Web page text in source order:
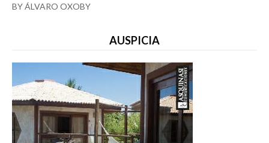
BY ÁLVARO OXOBY
AUSPICIA